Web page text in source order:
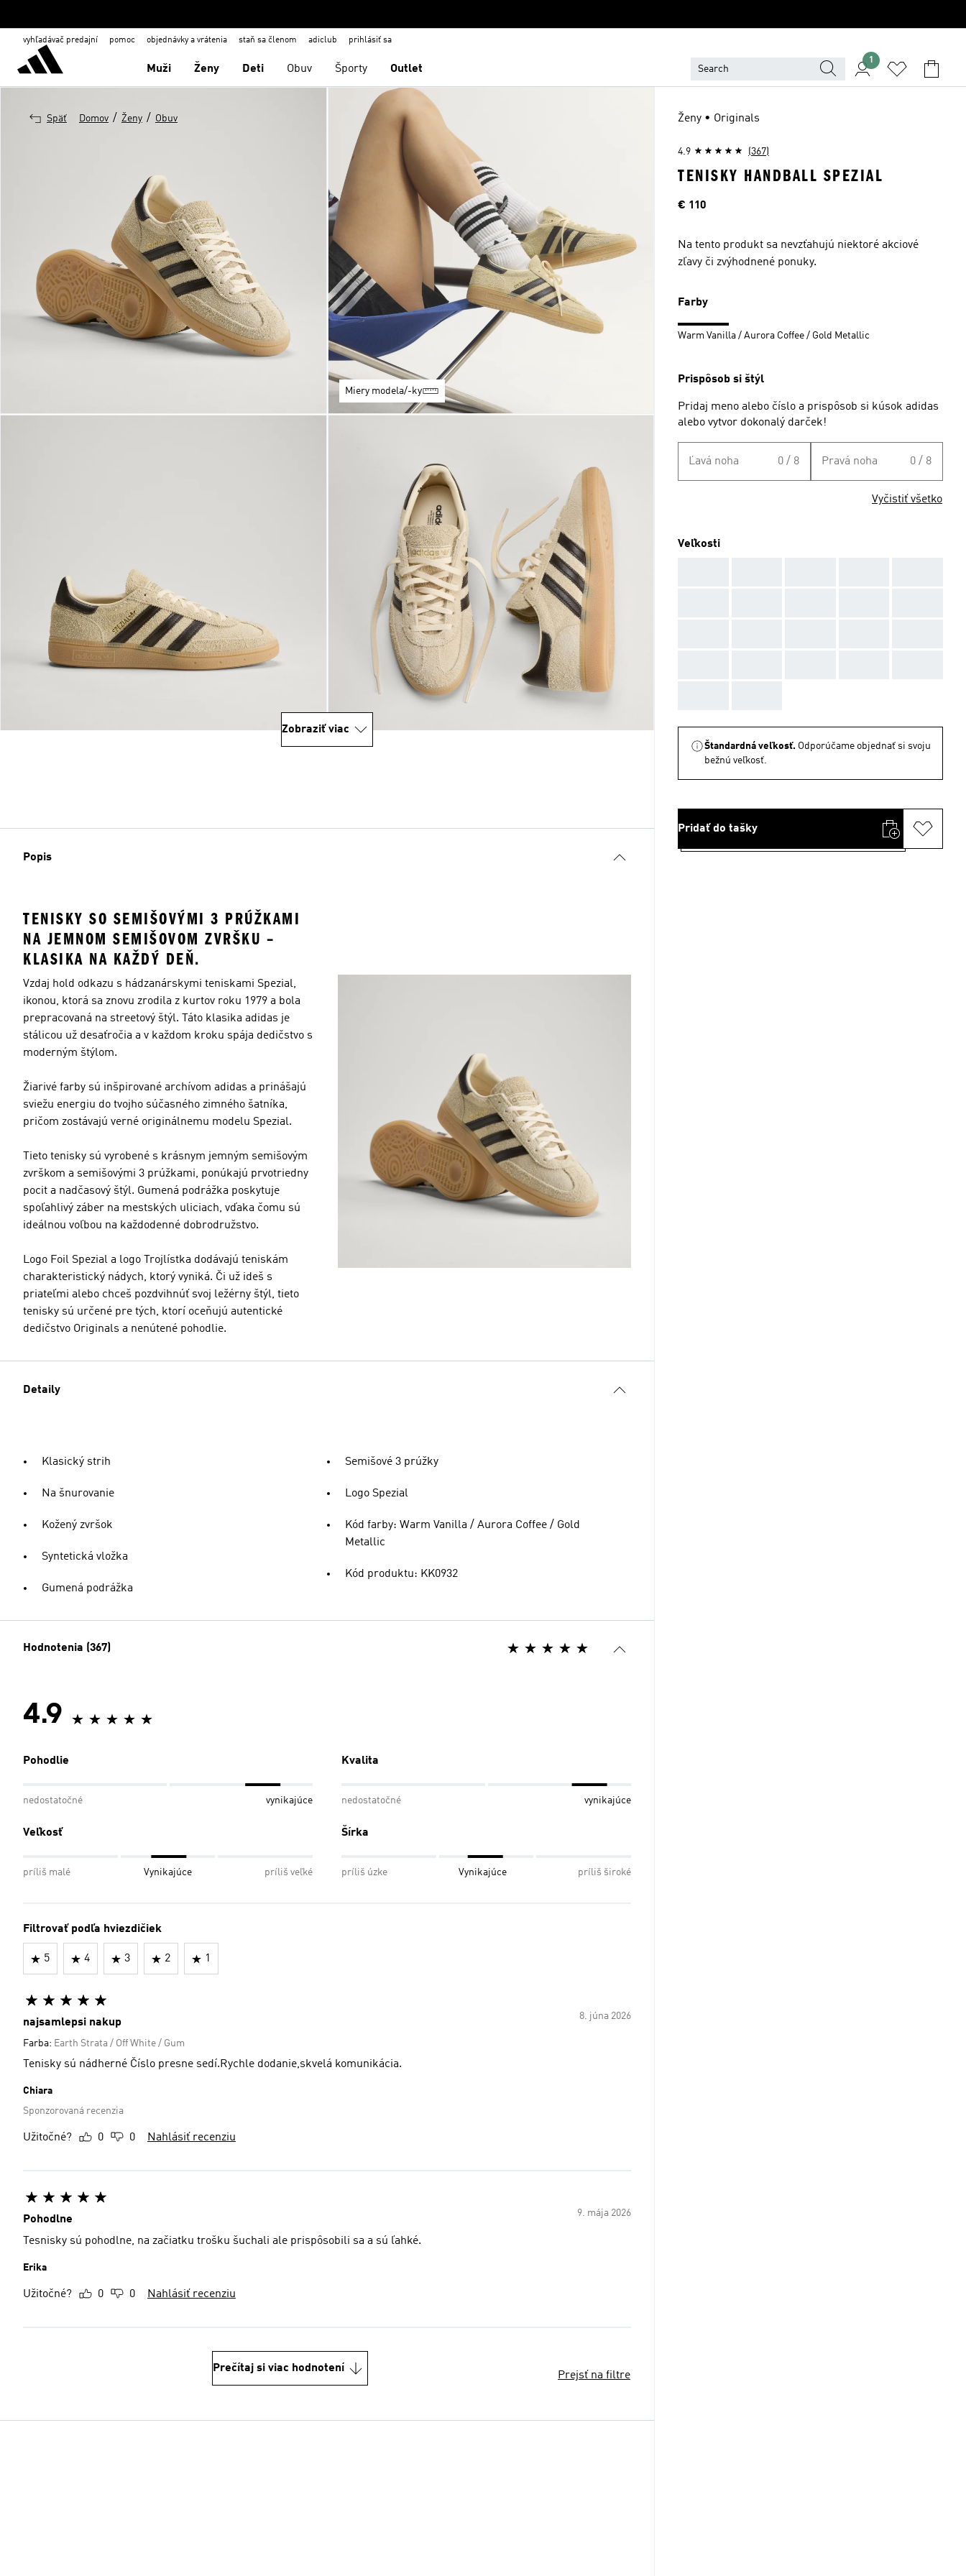
vyhľadávač predajní pomoc objednávky a vrátenia staň sa členom adiclub prihlásiť sa
Muži Ženy Deti Obuv Športy Outlet
1
Späť Domov / Ženy / Obuv
Miery modela/-ky
Zobraziť viac
Popis
TENISKY SO SEMIŠOVÝMI 3 PRÚŽKAMI
NA JEMNOM SEMIŠOVOM ZVRŠKU –
KLASIKA NA KAŽDÝ DEŇ.
Vzdaj hold odkazu s hádzanárskymi teniskami Spezial,
ikonou, ktorá sa znovu zrodila z kurtov roku 1979 a bola
prepracovaná na streetový štýl. Táto klasika adidas je
stálicou už desaťročia a v každom kroku spája dedičstvo s
moderným štýlom.
Žiarivé farby sú inšpirované archívom adidas a prinášajú
sviežu energiu do tvojho súčasného zimného šatníka,
pričom zostávajú verné originálnemu modelu Spezial.
Tieto tenisky sú vyrobené s krásnym jemným semišovým
zvrškom a semišovými 3 prúžkami, ponúkajú prvotriedny
pocit a nadčasový štýl. Gumená podrážka poskytuje
spoľahlivý záber na mestských uliciach, vďaka čomu sú
ideálnou voľbou na každodenné dobrodružstvo.
Logo Foil Spezial a logo Trojlístka dodávajú teniskám
charakteristický nádych, ktorý vyniká. Či už ideš s
priateľmi alebo chceš pozdvihnúť svoj ležérny štýl, tieto
tenisky sú určené pre tých, ktorí oceňujú autentické
dedičstvo Originals a nenútené pohodlie.
Detaily
Klasický strih
Na šnurovanie
Kožený zvršok
Syntetická vložka
Gumená podrážka
Semišové 3 prúžky
Logo Spezial
Kód farby: Warm Vanilla / Aurora Coffee / Gold
Metallic
Kód produktu: KK0932
Hodnotenia (367)
4.9
Pohodlie
nedostatočné vynikajúce
Kvalita
nedostatočné vynikajúce
Veľkosť
príliš malé Vynikajúce príliš veľké
Šírka
príliš úzke Vynikajúce príliš široké
Filtrovať podľa hviezdičiek
5 4 3 2 1
8. júna 2026
najsamlepsi nakup
Farba: Earth Strata / Off White / Gum
Tenisky sú nádherné Číslo presne sedí.Rychle dodanie,skvelá komunikácia.
Chiara
Sponzorovaná recenzia
Užitočné? 0 0 Nahlásiť recenziu
9. mája 2026
Pohodlne
Tesnisky sú pohodlne, na začiatku trošku šuchali ale prispôsobili sa a sú ľahké.
Erika
Užitočné? 0 0 Nahlásiť recenziu
Prečítaj si viac hodnotení
Prejsť na filtre
Ženy • Originals
4.9 (367)
TENISKY HANDBALL SPEZIAL
Cena
€ 110
Na tento produkt sa nevzťahujú niektoré akciové
zľavy či zvýhodnené ponuky.
Farby
Warm Vanilla / Aurora Coffee / Gold Metallic
Prispôsob si štýl
Pridaj meno alebo číslo a prispôsob si kúsok adidas
alebo vytvor dokonalý darček!
Ľavá noha 0 / 8 Pravá noha 0 / 8
Vyčistiť všetko
Veľkosti
Štandardná veľkosť. Odporúčame objednať si svoju
bežnú veľkosť.
Pridať do tašky